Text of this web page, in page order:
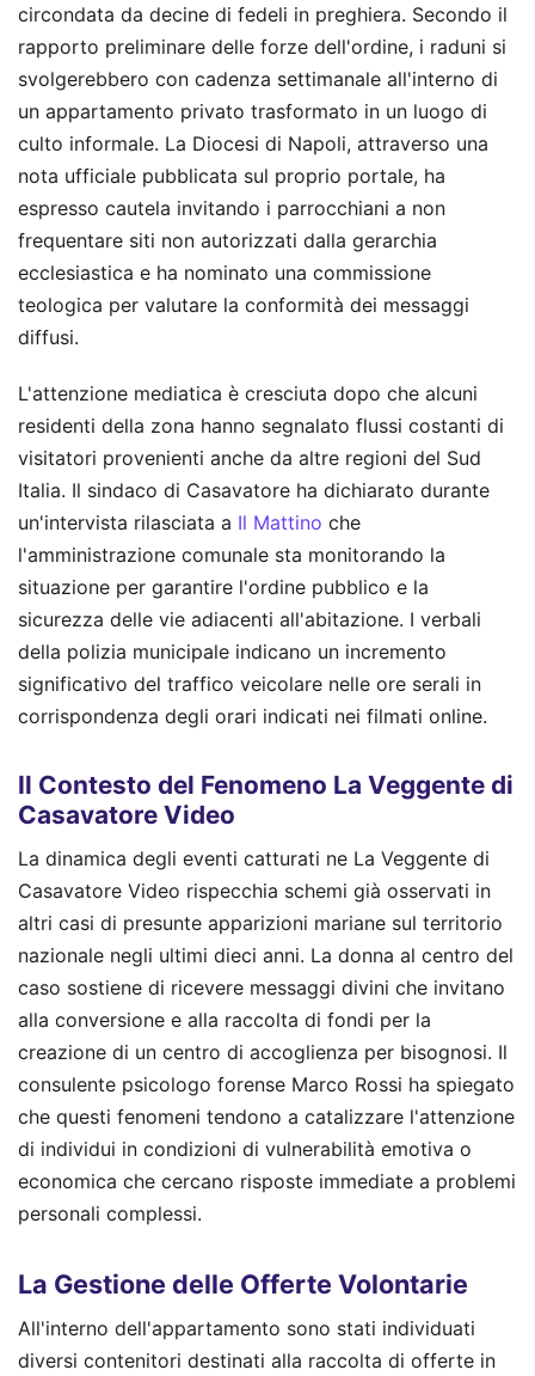
circondata da decine di fedeli in preghiera. Secondo il
rapporto preliminare delle forze dell'ordine, i raduni si
svolgerebbero con cadenza settimanale all'interno di
un appartamento privato trasformato in un luogo di
culto informale. La Diocesi di Napoli, attraverso una
nota ufficiale pubblicata sul proprio portale, ha
espresso cautela invitando i parrocchiani a non
frequentare siti non autorizzati dalla gerarchia
ecclesiastica e ha nominato una commissione
teologica per valutare la conformità dei messaggi
diffusi.
L'attenzione mediatica è cresciuta dopo che alcuni
residenti della zona hanno segnalato flussi costanti di
visitatori provenienti anche da altre regioni del Sud
Italia. Il sindaco di Casavatore ha dichiarato durante
un'intervista rilasciata a Il Mattino che
l'amministrazione comunale sta monitorando la
situazione per garantire l'ordine pubblico e la
sicurezza delle vie adiacenti all'abitazione. I verbali
della polizia municipale indicano un incremento
significativo del traffico veicolare nelle ore serali in
corrispondenza degli orari indicati nei filmati online.
Il Contesto del Fenomeno La Veggente di
Casavatore Video
La dinamica degli eventi catturati ne La Veggente di
Casavatore Video rispecchia schemi già osservati in
altri casi di presunte apparizioni mariane sul territorio
nazionale negli ultimi dieci anni. La donna al centro del
caso sostiene di ricevere messaggi divini che invitano
alla conversione e alla raccolta di fondi per la
creazione di un centro di accoglienza per bisognosi. Il
consulente psicologo forense Marco Rossi ha spiegato
che questi fenomeni tendono a catalizzare l'attenzione
di individui in condizioni di vulnerabilità emotiva o
economica che cercano risposte immediate a problemi
personali complessi.
La Gestione delle Offerte Volontarie
All'interno dell'appartamento sono stati individuati
diversi contenitori destinati alla raccolta di offerte in